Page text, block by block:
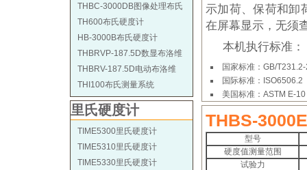
THBC-3000DB图像处理布氏
TH600布氏硬度计
HB-3000B布氏硬度计
THBRVP-187.5D数显布洛维
THBRV-187.5D电动布洛维
THI100布氏测量系统
里氏硬度计
TIME5300里氏硬度计
TIME5310里氏硬度计
TIME5330里氏硬度计
示加荷、保荷和卸
在屏幕显示，无须
本机执行标准：
国家标准：GB/
国际标准：ISO6506.2
美国标准：ASTM E-10
THBS-
型号
硬度值测量范围
试验力